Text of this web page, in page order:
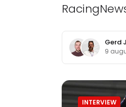
Gerd
9
INTERVIEW